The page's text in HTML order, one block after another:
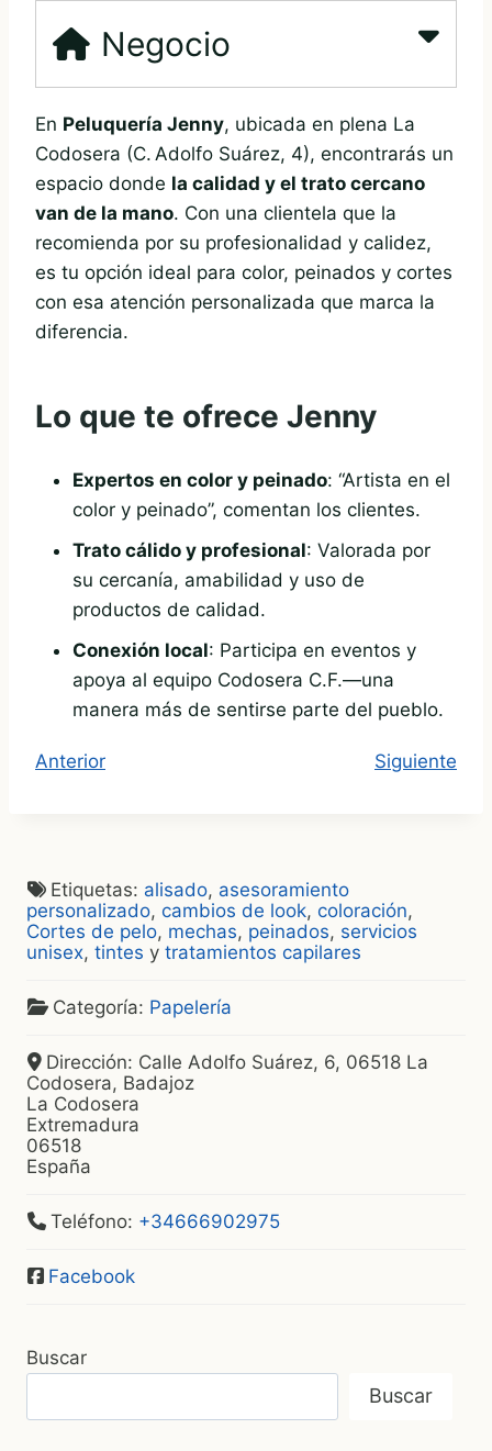
Negocio
En Peluquería Jenny, ubicada en plena La
Codosera (C. Adolfo Suárez, 4), encontrarás un
espacio donde la calidad y el trato cercano
van de la mano. Con una clientela que la
recomienda por su profesionalidad y calidez,
es tu opción ideal para color, peinados y cortes
con esa atención personalizada que marca la
diferencia.
Lo que te ofrece Jenny
Expertos en color y peinado: “Artista en el
color y peinado”, comentan los clientes.
Trato cálido y profesional: Valorada por
su cercanía, amabilidad y uso de
productos de calidad.
Conexión local: Participa en eventos y
apoya al equipo Codosera C.F.—una
manera más de sentirse parte del pueblo.
Anterior Siguiente
Etiquetas: alisado, asesoramiento
personalizado, cambios de look, coloración,
Cortes de pelo, mechas, peinados, servicios
unisex, tintes y tratamientos capilares
Categoría: Papelería
Dirección: Calle Adolfo Suárez, 6, 06518 La
Codosera, Badajoz
La Codosera
Extremadura
06518
España
Teléfono: +34666902975
Facebook
Buscar
Buscar